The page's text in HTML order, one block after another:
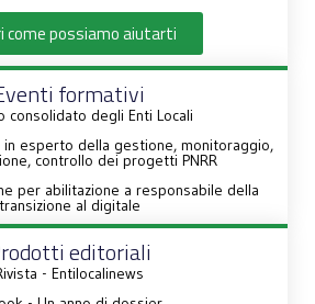
come possiamo aiutarti
formativi
consolidato degli Enti Locali
in esperto della gestione, monitoraggio,
controllo dei progetti PNRR
per abilitazione a responsabile della
transizione al digitale
editoriali
- Entilocalinews